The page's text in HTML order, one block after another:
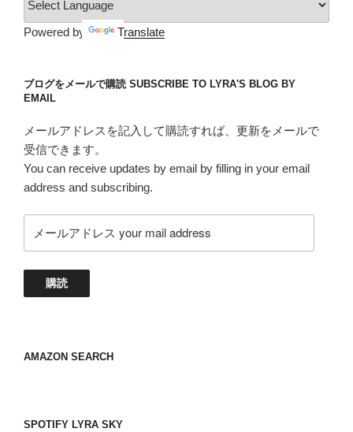
だ
か
Powered by Translate
ブログをメールで購読 SUBSCRIBE TO LYRA'S BLOG BY
EMAIL
メールアドレスを記入して購読すれば、更新をメールで
受信できます。
You can receive updates by email by filling in your email
address and subscribing.
ー
ド
your
購読
AMAZON SEARCH
SPOTIFY LYRA SKY